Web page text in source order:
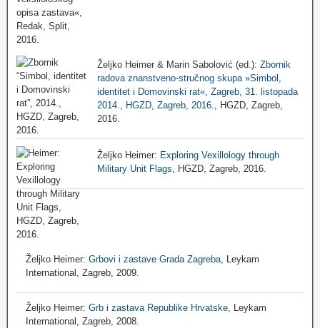
Željko Heimer & Marin Sabolović (ed.): Zbornik
radova znanstveno-stručnog skupa »Simbol,
identitet i Domovinski rat«, Zagreb, 31. listopada
2014., HGZD, Zagreb, 2016.
, HGZD, Zagreb,
2016.
Željko Heimer: Exploring Vexillology through
Military Unit Flags , HGZD, Zagreb, 2016.
Željko Heimer: Grbovi i zastave Grada Zagreba , Leykam
International, Zagreb, 2009.
Željko Heimer: Grb i zastava Republike Hrvatske, Leykam
International, Zagreb, 2008.